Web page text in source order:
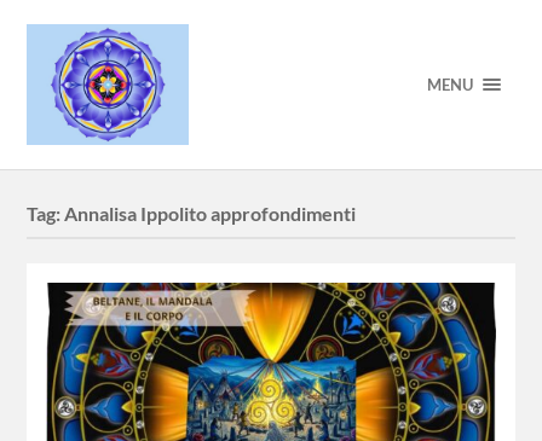
MENU
Tag:Annalisa Ippolito approfondimenti